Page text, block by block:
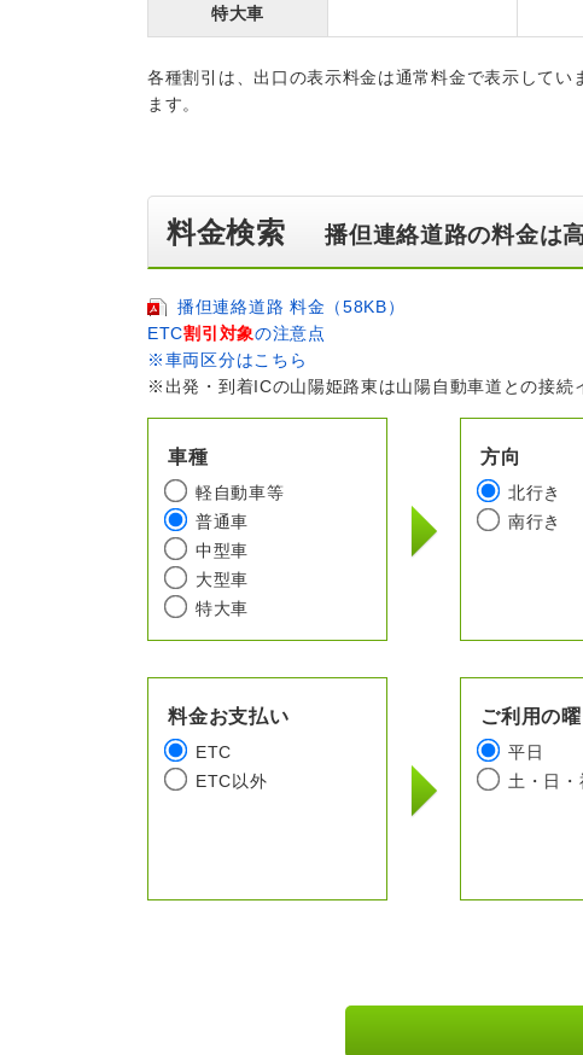
特大車
各種割引は、出口の表示料金は通常料金で表示して
ます。
料金検索播但連絡道路の料金は
播但連絡道路 料金（58KB）
ETC割引対象の注意点
※車両区分はこちら
※出発・到着ICの山陽姫路東は山陽自動車道との接続
車種
軽自動車等
普通車
中型車
大型車
特大車
方向
北行き
南行き
料金お支払い
ETC
ETC以外
ご利用の曜
平日
土・日・